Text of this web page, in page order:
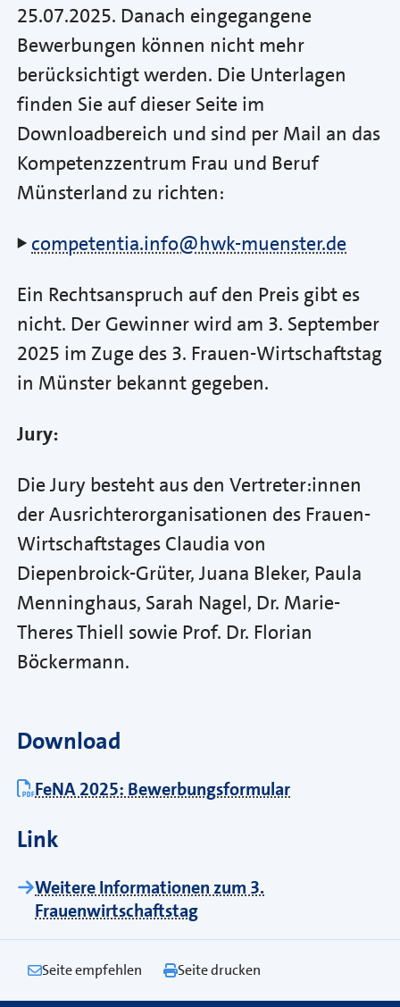
25.07.2025. Danach eingegangene
Bewerbungen können nicht mehr
berücksichtigt werden. Die Unterlagen
finden Sie auf dieser Seite im
Downloadbereich und sind per Mail an das
Kompetenzzentrum Frau und Beruf
Münsterland zu richten:
competentia.info@hwk-muenster.de
Ein Rechtsanspruch auf den Preis gibt es
nicht. Der Gewinner wird am 3. September
2025 im Zuge des 3. Frauen-Wirtschaftstag
in Münster bekannt gegeben.
Jury:
Die Jury besteht aus den Vertreter:innen
der Ausrichterorganisationen des Frauen-
Wirtschaftstages Claudia von
Diepenbroick-Grüter, Juana Bleker, Paula
Menninghaus, Sarah Nagel, Dr. Marie-
Theres Thiell sowie Prof. Dr. Florian
Böckermann.
Download
FeNA 2025: Bewerbungsformular
Link
Weitere Informationen zum 3.
Frauenwirtschaftstag
Seite empfehlen Seite drucken